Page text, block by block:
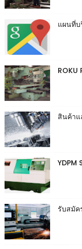
แผนที่บ
ROKU
สินค้าแ
YDPM
รับสมัค